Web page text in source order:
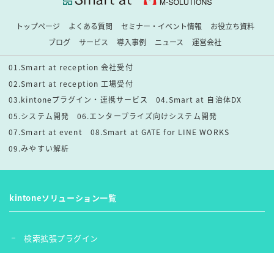
システム開発
エンタープライズ向けkintone開発
Smart at event
Smart at GATE for LINE WORKS
みやすい解析
トップページ よくある質問 セミナー・イベント情報
お役立ち資料
ブログ
サービス 導入事例 ニュース 運営会社
01.Smart at reception 会社受付
02.Smart at reception 工場受付
03.kintoneプラグイン・連携サービス
04.Smart at 自治体DX
05.システム開発
06.エンタープライズ向けシステム開発
07.Smart at event
08.Smart at GATE for LINE WORKS
09.みやすい解析
kintoneソリューション一覧
検索拡張プラグイン